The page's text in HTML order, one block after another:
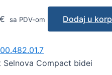
€ sa PDV-om Dodaj u
Selnova Compact bidei